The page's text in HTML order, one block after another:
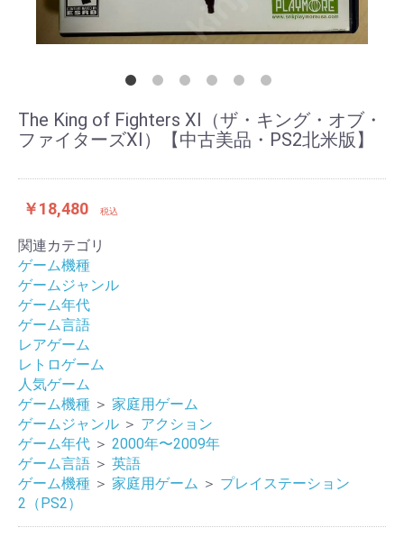
The King of Fighters XI（ザ・キング・オブ・
ファイターズXI）【中古美品・PS2北米版】
￥18,480 税込
関連カテゴリ
ゲーム機種
ゲームジャンル
ゲーム年代
ゲーム言語
レアゲーム
レトロゲーム
人気ゲーム
ゲーム機種 ＞ 家庭用ゲーム
ゲームジャンル ＞ アクション
ゲーム年代 ＞ 2000年〜2009年
ゲーム言語 ＞ 英語
ゲーム機種 ＞ 家庭用ゲーム ＞ プレイステーション
2（PS2）